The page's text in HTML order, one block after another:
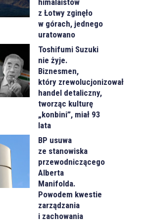
himalaistów
z Łotwy zginęło
w górach, jednego
uratowano
Toshifumi Suzuki
nie żyje.
Biznesmen,
który zrewolucjonizował
handel detaliczny,
tworząc kulturę
„konbini”, miał 93
lata
BP usuwa
ze stanowiska
przewodniczącego
Alberta
Manifolda.
Powodem kwestie
zarządzania
i zachowania